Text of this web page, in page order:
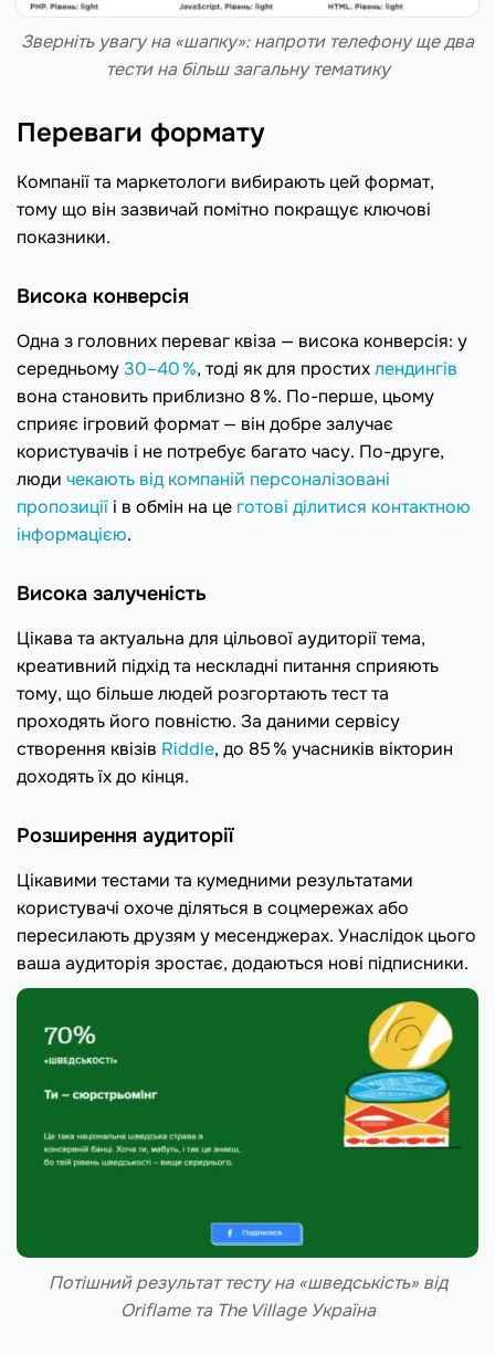
Зверніть увагу на «шапку»: напроти телефону ще два
тести на більш загальну тематику
Переваги формату
Компанії та маркетологи вибирають цей формат,
тому що він зазвичай помітно покращує ключові
показники.
Висока конверсія
Одна з головних переваг квіза — висока конверсія: у
середньому30–40 %, тоді як для простихлендингів
вона становить приблизно 8 %. По-перше, цьому
сприяє ігровий формат — він добре залучає
користувачів і не потребує багато часу. По-друге,
люди чекають від компаній персоналізовані
пропозиції і в обмін на це готові ділитися контактною
інформацією.
Висока залученість
Цікава та актуальна для цільової аудиторії тема,
креативний підхід та нескладні питання сприяють
тому, що більше людей розгортають тест та
проходять його повністю. За даними сервісу
створення квізів Riddle, до 85 % учасників вікторин
доходять їх до кінця.
Розширення аудиторії
Цікавими тестами та кумедними результатами
користувачі охоче діляться в соцмережах або
пересилають друзям у месенджерах. Унаслідок цього
ваша аудиторія зростає, додаються нові підписники.
Потішний результат тесту на «шведськість» від
Oriflame та The Village Україна